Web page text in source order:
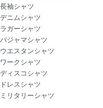
長袖シャツ
デニムシャツ
ラガーシャツ
パジャマシャツ
ウエスタンシャツ
ワークシャツ
ディスコシャツ
ドレスシャツ
ミリタリーシャツ